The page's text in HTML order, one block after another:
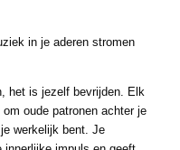
in je aderen stromen
het is jezelf bevrijden. Elk
oude patronen achter je
werkelijk bent. Je